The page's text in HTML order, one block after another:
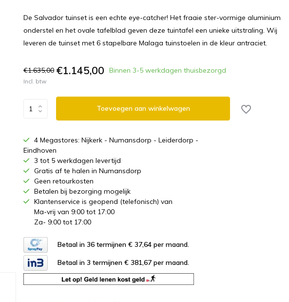
De Salvador tuinset is een echte eye-catcher! Het fraaie ster-vormige aluminium
onderstel en het ovale tafelblad geven deze tuintafel een unieke uitstraling. Wij
leveren de tuinset met 6 stapelbare Malaga tuinstoelen in de kleur antraciet.
€1.635,00 €1.145,00 Binnen 3-5 werkdagen thuisbezorgd
Incl. btw
Toevoegen aan winkelwagen
4 Megastores: Nijkerk - Numansdorp - Leiderdorp -
Eindhoven
3 tot 5 werkdagen levertijd
Gratis af te halen in Numansdorp
Geen retourkosten
Betalen bij bezorging mogelijk
Klantenservice is geopend (telefonisch) van
Ma-vrij van 9:00 tot 17:00
Za- 9:00 tot 17:00
Betaal in 36 termijnen € 37,64 per maand.
Betaal in 3 termijnen € 381,67 per maand.